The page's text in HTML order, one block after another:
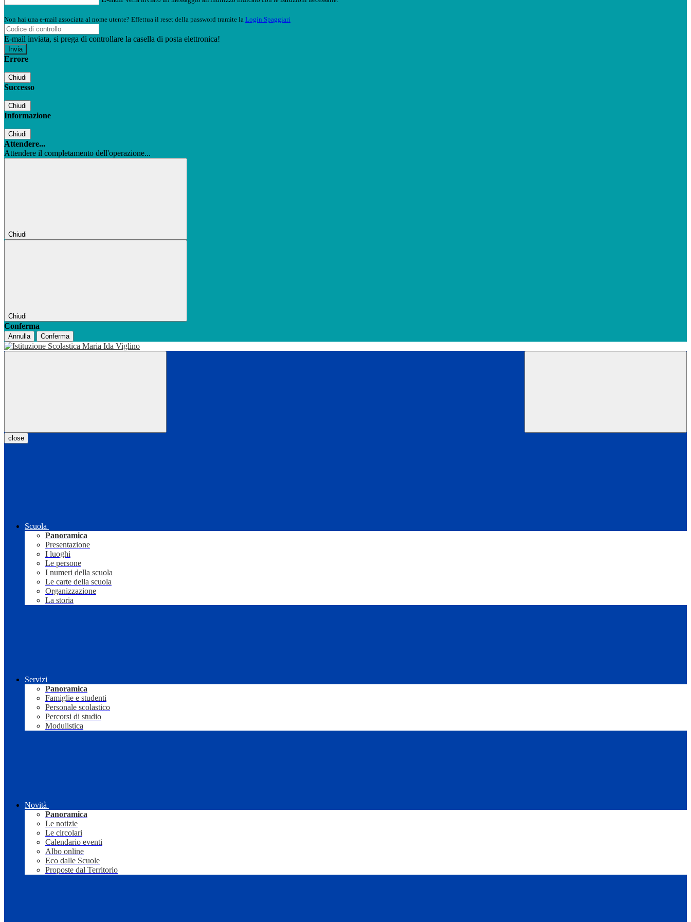
Non hai una e-mail associata al nome utente? Effettua il reset della password tramite la Login Spaggiari
E-mail inviata, si prega di controllare la casella di posta elettronica!
Errore
Chiudi
Successo
Chiudi
Informazione
Chiudi
Attendere...
Attendere il completamento dell'operazione...
Chiudi
Chiudi
Conferma
Annulla Conferma
close
Scuola
Panoramica
Presentazione
I luoghi
Le persone
I numeri della scuola
Le carte della scuola
Organizzazione
La storia
Servizi
Panoramica
Famiglie e studenti
Personale scolastico
Percorsi di studio
Modulistica
Novità
Panoramica
Le notizie
Le circolari
Calendario eventi
Albo online
Eco dalle Scuole
Proposte dal Territorio